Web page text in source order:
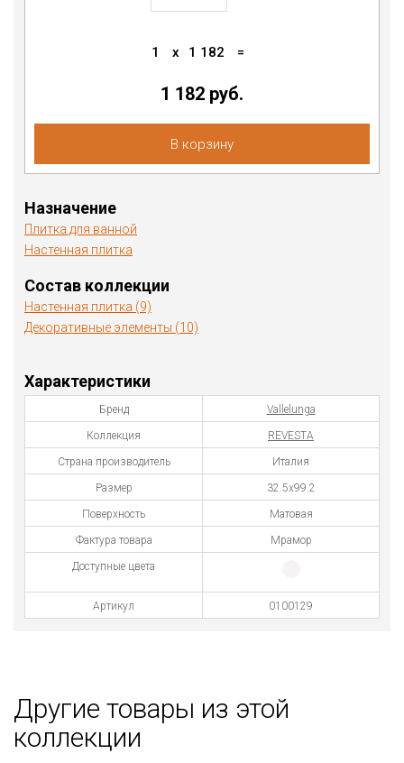
1 x 1 182 =
1 182 руб.
В корзину
Назначение
Плитка для ванной
Настенная плитка
Состав коллекции
Настенная плитка (9)
Декоративные элементы (10)
Характеристики
Бренд Vallelunga
Коллекция REVESTA
Страна производитель Италия
Размер 32.5х99.2
Поверхность Матовая
Фактура товара Мрамор
Доступные цвета
Артикул 0100129
Другие товары из этой
коллекции